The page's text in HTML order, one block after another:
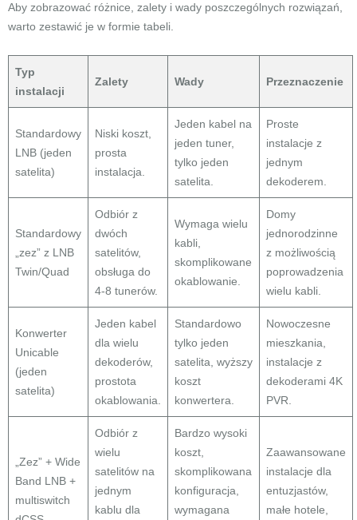
Aby zobrazować różnice, zalety i wady poszczególnych rozwiązań,
warto zestawić je w formie tabeli.
Typ
instalacji
Zalety Wady Przeznaczenie
Standardowy
LNB (jeden
satelita)
Niski koszt,
prosta
instalacja.
Jeden kabel na
jeden tuner,
tylko jeden
satelita.
Proste
instalacje z
jednym
dekoderem.
Standardowy
„zez” z LNB
Twin/Quad
Odbiór z
dwóch
satelitów,
obsługa do
4-8 tunerów.
Wymaga wielu
kabli,
skomplikowane
okablowanie.
Domy
jednorodzinne
z możliwością
poprowadzenia
wielu kabli.
Konwerter
Unicable
(jeden
satelita)
Jeden kabel
dla wielu
dekoderów,
prostota
okablowania.
Standardowo
tylko jeden
satelita, wyższy
koszt
konwertera.
Nowoczesne
mieszkania,
instalacje z
dekoderami 4K
PVR.
„Zez” + Wide
Band LNB +
multiswitch
Odbiór z
wielu
satelitów na
jednym
kablu dla
Bardzo wysoki
koszt,
skomplikowana
konfiguracja,
wymagana
Zaawansowane
instalacje dla
entuzjastów,
małe hotele,